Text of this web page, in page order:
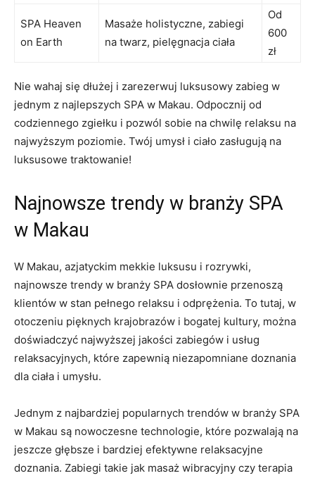
SPA Heaven
on ‌Earth
Masaże holistyczne, zabiegi
na ⁢twarz, ⁤pielęgnacja ciała
Od
600
‌zł
Nie wahaj się dłużej⁢ i zarezerwuj ​luksusowy zabieg w
jednym z najlepszych SPA w⁢ Makau. Odpocznij od
codziennego zgiełku i pozwól sobie na chwilę relaksu na‌
najwyższym​ poziomie. Twój umysł i ciało zasługują na
luksusowe traktowanie!
Najnowsze ⁣trendy w ⁢branży SPA
w Makau
W ⁢Makau, azjatyckim mekkie luksusu i rozrywki,
‌najnowsze trendy w branży SPA ‌dosłownie przenoszą
klientów ⁤w stan pełnego relaksu ‌i ​odprężenia. To tutaj, w
otoczeniu pięknych krajobrazów‌ i bogatej kultury,⁢ można
doświadczyć najwyższej jakości zabiegów i usług
relaksacyjnych, które zapewnią niezapomniane doznania
dla ciała i umysłu.
Jednym​ z najbardziej popularnych ⁣trendów w branży SPA
w Makau są nowoczesne technologie, które pozwalają na
jeszcze głębsze i⁢ bardziej efektywne relaksacyjne
doznania. Zabiegi takie jak masaż wibracyjny‌ czy terapia